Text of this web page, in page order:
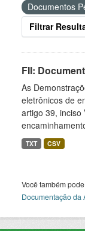
Documentos
Filtrar
FII:
As
eletrônicos de
artigo 39, inciso
TXT CSV
Você também
Documentação da